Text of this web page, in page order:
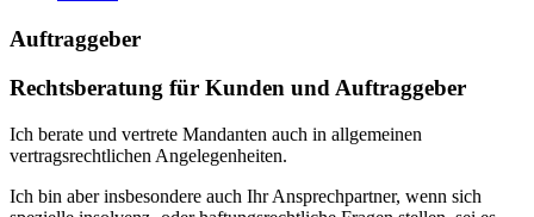
Auftraggeber
Rechtsberatung für Kunden und Auftraggeber
Ich berate und vertrete Mandanten auch in allgemeinen
vertragsrechtlichen Angelegenheiten.
Ich bin aber insbesondere auch Ihr Ansprechpartner, wenn sich